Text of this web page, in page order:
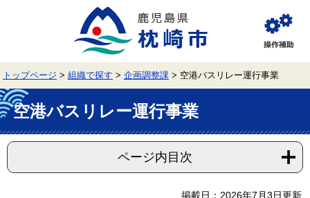
で
す。
ば
し
て
本
文
へ
覧
補
助
トップページ > 組織で探す > 企画調整課 > 空港バスリレー運行事業
本
文 空港バスリレー運行事業
ページ内目次
掲載日：2026年7月3日更新